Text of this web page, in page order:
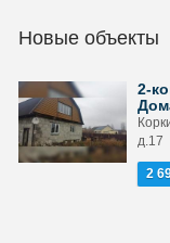
Новые объекты
2-
д.17
2